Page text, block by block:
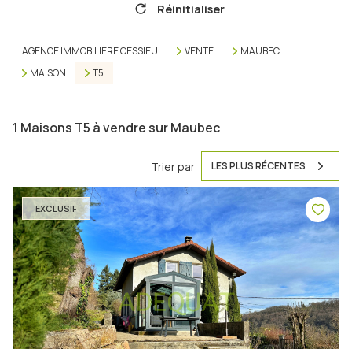
Réinitialiser
AGENCE IMMOBILIÈRE CESSIEU VENTE
MAUBEC
MAISON
T5
1 Maisons T5 à vendre sur Maubec
Trier par LES PLUS RÉCENTES
EXCLUSIF